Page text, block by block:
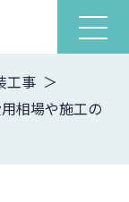
ナ
ビ
ー
ン
工事
相場や施工の